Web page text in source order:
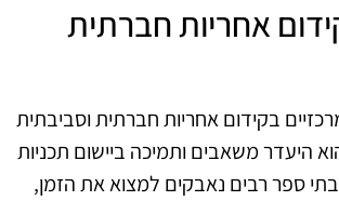
אחריות חברתית
בקידום אחריות חברתית וסביבתית
היעדר משאבים ותמיכה ביישום תכניות
בתי ספר רבים נאבקים למצוא את הזמן,